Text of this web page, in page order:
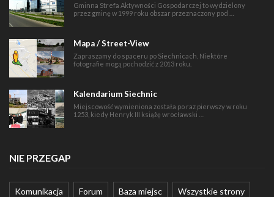
Gminna Strefa Aktywności Gospodarczej to wydzielony
przez gminę w 1999 roku obszar przeznaczony pod …
Mapa / Street-View
Zapraszamy do spaceru po Siechnicach. Niektóre
fotografie mogą pochodzić z 2013 roku.
Kalendarium Siechnic
Miejscowość wymieniona została po raz pierwszy w roku
1253, kiedy Henryk III książę wrocławski …
NIE PRZEGAP
Komunikacja Forum Baza miejsc Wszystkie strony